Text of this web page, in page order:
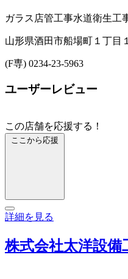
ガラス店管工事水道衛生工
山形県酒田市船場町１丁目
(F専) 0234-23-5963
ユーザーレビュー
この店舗を応援する！
ここから応援
詳細を見る
株式会社太洋設備